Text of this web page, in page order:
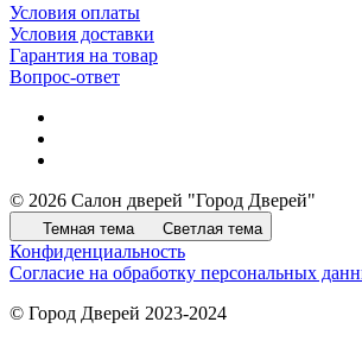
Условия оплаты
Условия доставки
Гарантия на товар
Вопрос-ответ
© 2026 Салон дверей "Город Дверей"
Темная тема Светлая тема
Конфиденциальность
Согласие на обработку персональных
© Город Дверей 2023-2024